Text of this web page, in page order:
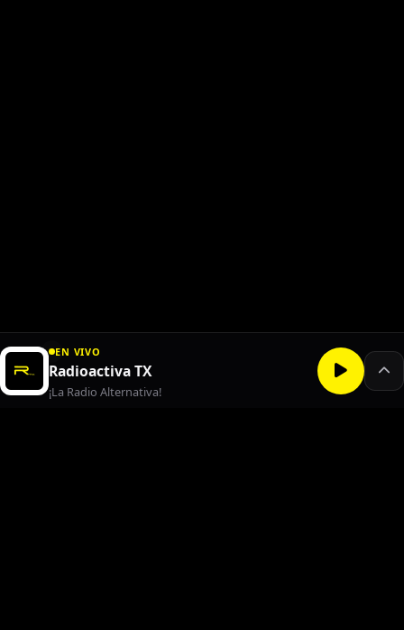
EN VIVO
Radioactiva TX
¡La Radio Alternativa!